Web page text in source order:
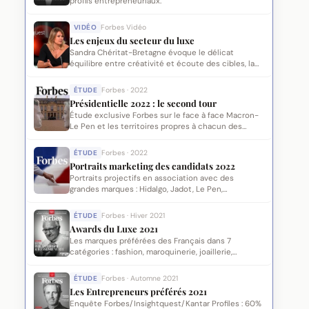
VIDÉO Forbes Vidéo
Les enjeux du secteur du luxe
Sandra Chéritat-Bretagne évoque le délicat
équilibre entre créativité et écoute des cibles, la
main.
ÉTUDE Forbes · 2022
Présidentielle 2022 : le second tour
Étude exclusive Forbes sur le face à face Macron-
Le Pen et les territoires propres à chacun des
ÉTUDE Forbes · 2022
Portraits marketing des candidats 2022
Portraits projectifs en association avec des
grandes marques : Hidalgo, Jadot, Le Pen,
ÉTUDE Forbes · Hiver 2021
Awards du Luxe 2021
Les marques préférées des Français dans 7
catégories : fashion, maroquinerie, joaillerie,
ÉTUDE Forbes · Automne 2021
Les Entrepreneurs préférés 2021
Enquête Forbes/Insightquest/Kantar Profiles : 60%